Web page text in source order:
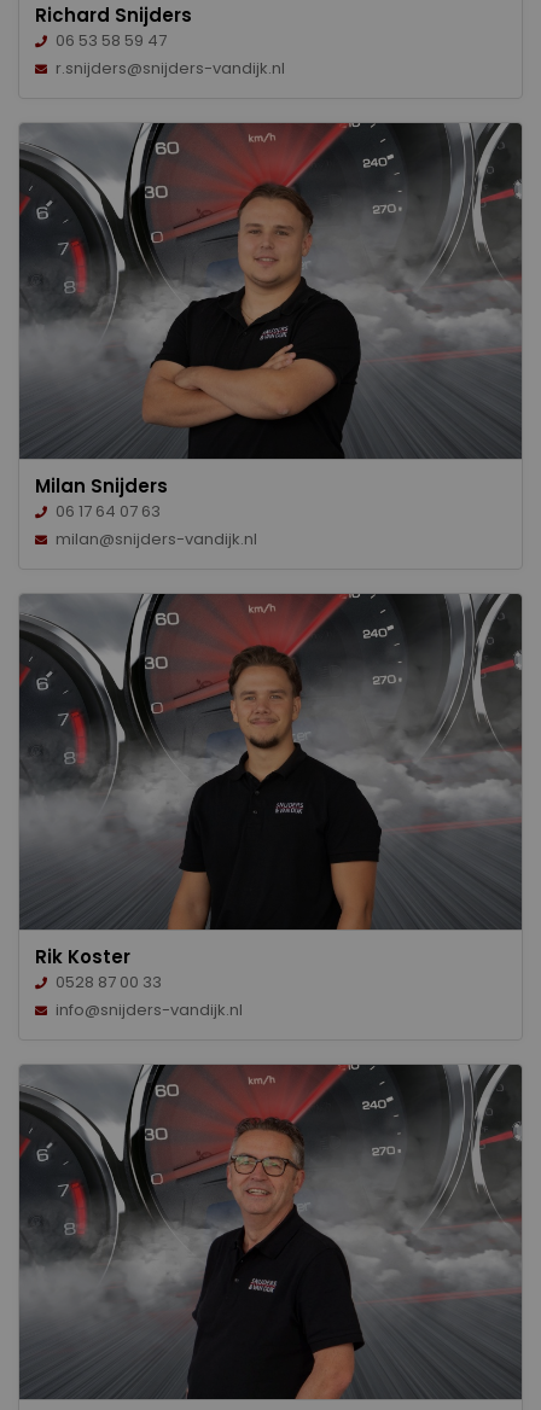
Richard Snijders
06 53 58 59 47
r.snijders@snijders-vandijk.nl
Milan Snijders
06 17 64 07 63
milan@snijders-vandijk.nl
Rik Koster
0528 87 00 33
info@snijders-vandijk.nl